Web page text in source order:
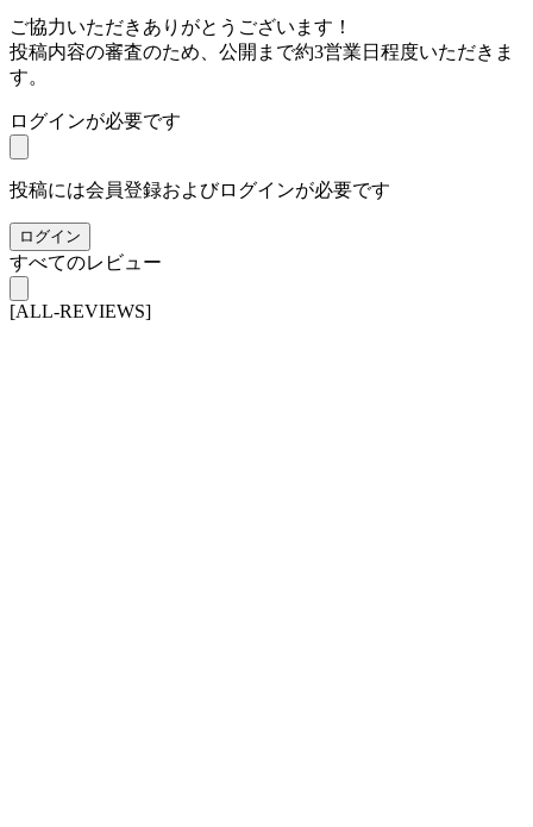
ご協力いただきありがとうございます！
投稿内容の審査のため、公開まで約3営業日程度いただきま
す。
ログインが必要です
投稿には会員登録およびログインが必要です
ログイン
すべてのレビュー
[ALL-REVIEWS]